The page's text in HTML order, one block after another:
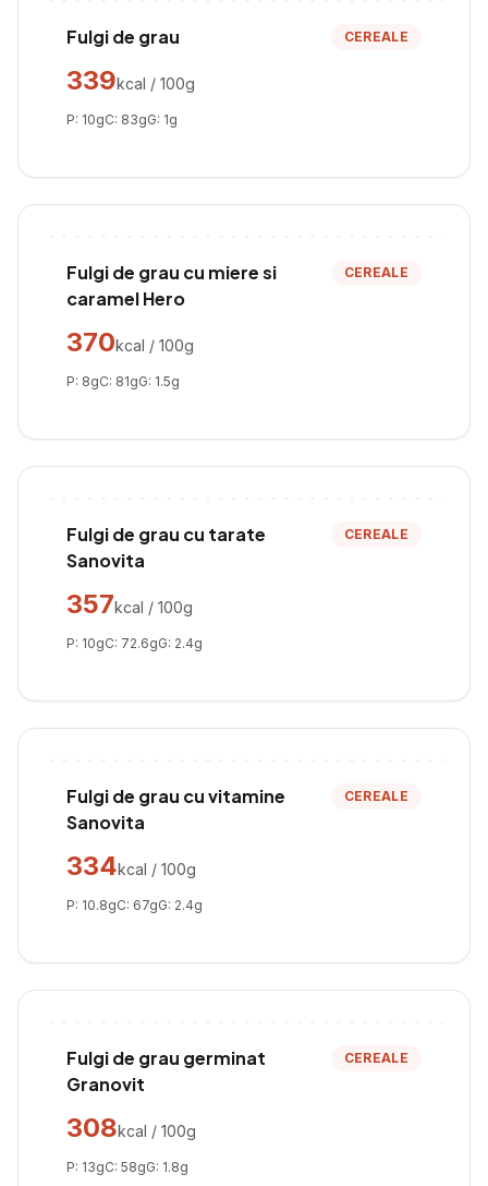
Fulgi de grau CEREALE
339kcal / 100g
P: 10gC: 83gG: 1g
Fulgi de grau cu miere si
caramel Hero
CEREALE
370kcal / 100g
P: 8gC: 81gG: 1.5g
Fulgi de grau cu tarate
Sanovita
CEREALE
357kcal / 100g
P: 10gC: 72.6gG: 2.4g
Fulgi de grau cu vitamine
Sanovita
CEREALE
334kcal / 100g
P: 10.8gC: 67gG: 2.4g
Fulgi de grau germinat
Granovit
CEREALE
308kcal / 100g
P: 13gC: 58gG: 1.8g